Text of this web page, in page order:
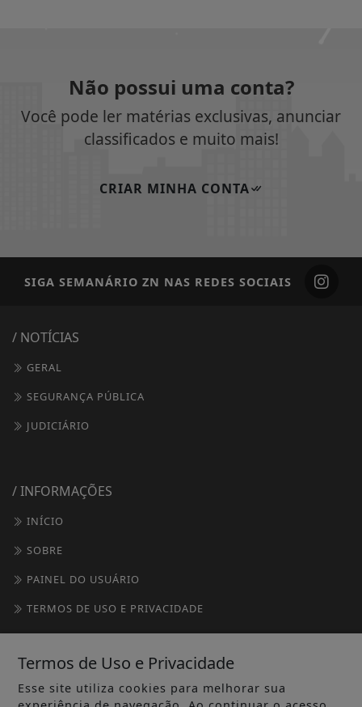
Não possui uma conta?
Você pode ler matérias exclusivas, anunciar
classificados e muito mais!
CRIAR MINHA CONTA
SIGA SEMANÁRIO ZN NAS REDES SOCIAIS
/ NOTÍCIAS
GERAL
SEGURANÇA PÚBLICA
JUDICIÁRIO
/ INFORMAÇÕES
INÍCIO
SOBRE
PAINEL DO USUÁRIO
TERMOS DE USO E PRIVACIDADE
FAQ
CONTATO
Termos de Uso e Privacidade
Esse site utiliza cookies para melhorar sua